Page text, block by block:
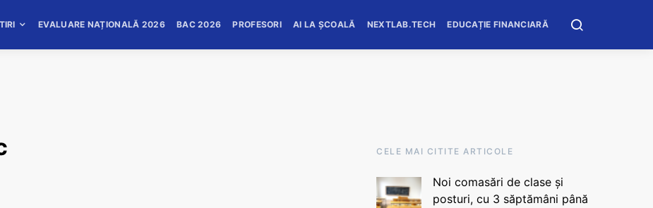
EVALUARE NAȚIONALĂ 2026 BAC 2026 PROFESORI AI LA ȘCOALĂ NEXTLAB.TECH EDUCAȚIE FINANCIARĂ
CELE MAI CITITE ARTICOLE
Noi comasări de clase și
posturi, cu 3 săptămâni până